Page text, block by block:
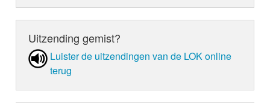
Uitzending gemist?
Luister de uit­zen­din­gen van de LOK online
terug